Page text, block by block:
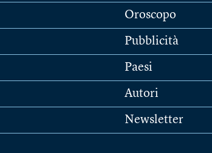
Oroscopo
Pubblicità
Paesi
Autori
Newsletter